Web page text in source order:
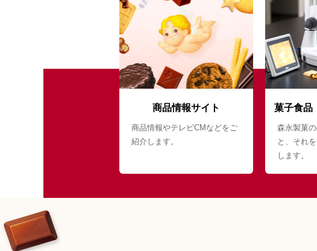
商品情報サイト
商品情報やテレビCMなどをご
紹介します。
菓子食品
森永製菓
と、それ
します。